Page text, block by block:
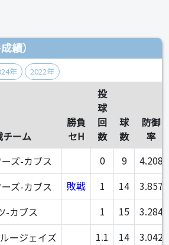
績）
年 2022年
チーム
勝負
セH
投
球
回
数
球
数
防御
率
ズ-カブス 0 9 4.208
ズ-カブス 敗戦 1 14 3.857
-カブス 1 15 3.284
ージェイズ 1.1 14 3.042